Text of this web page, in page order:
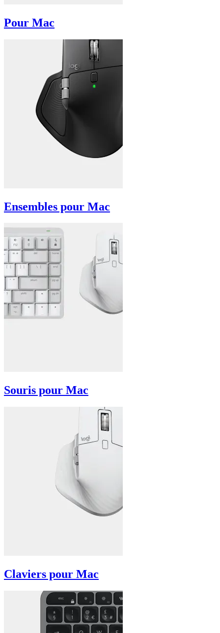
Pour Mac
Ensembles pour Mac
Souris pour Mac
Claviers pour Mac